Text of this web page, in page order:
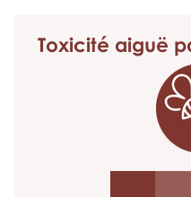
Toxicité aiguë